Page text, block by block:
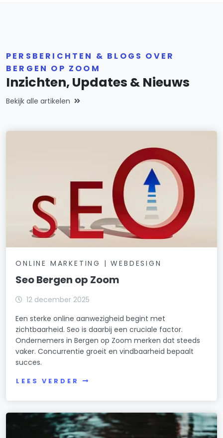
PERSBERICHTEN & BLOGS OVER
BERGEN OP ZOOM
Inzichten, Updates & Nieuws
Bekijk alle artikelen
ONLINE MARKETING | WEBDESIGN
Seo Bergen op Zoom
12 december 2025
Een sterke online aanwezigheid begint met
zichtbaarheid. Seo is daarbij een cruciale factor.
Ondernemers in Bergen op Zoom merken dat steeds
vaker. Concurrentie groeit en vindbaarheid bepaalt
succes.
LEES VERDER